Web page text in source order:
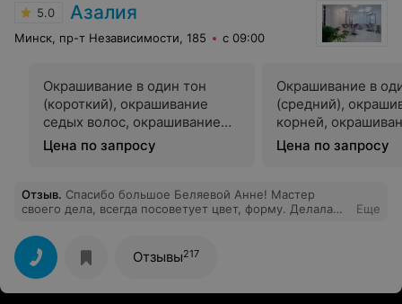
5.0 Азалия
Минск, пр-т Независимости, 185 с 09:00
Окрашивание в один тон
(короткий), окрашивание
седых волос, окрашивание
корней
Цена по запросу
Окрашивание в
(средний),
корней,
волос
Цена по запросу
Отзыв. Спасибо большое Беляевой Анне! Мастер
своего дела, всегда посоветует цвет, форму. Делала
превзошел все мои ожидания! Мастер своего дела!
Всегда внимательна и чутка к моим пожеланиям, удачи
Вам и всего наилучшего! Видно, что атмосфера в
салоне доброжелательная. Всем советую посетить
этот салон.
Еще
Отзывы217